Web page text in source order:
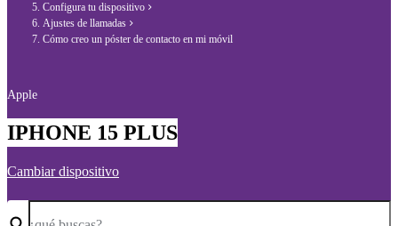
Configura tu dispositivo
Ajustes de llamadas
Cómo creo un póster de contacto en mi móvil
Apple
IPHONE 15 PLUS
Cambiar dispositivo